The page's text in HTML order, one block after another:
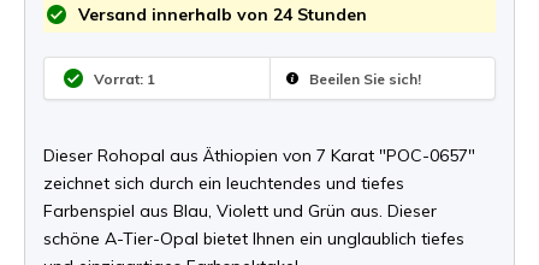
Versand innerhalb von 24 Stunden
Vorrat: 1 Beeilen Sie sich!
Dieser Rohopal aus Äthiopien von 7 Karat "POC-0657"
zeichnet sich durch ein leuchtendes und tiefes
Farbenspiel aus Blau, Violett und Grün aus. Dieser
schöne A-Tier-Opal bietet Ihnen ein unglaublich tiefes